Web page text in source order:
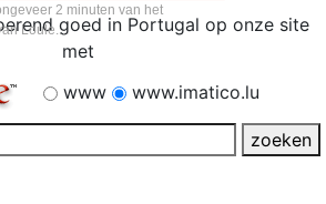
2 minuten van het
Loule....goed in Portugal op onze site
met
www
www.imatico.lu